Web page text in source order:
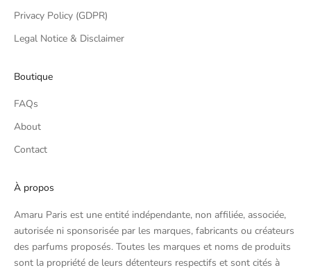
Privacy Policy (GDPR)
Legal Notice & Disclaimer
Boutique
FAQs
About
Contact
À propos
Amaru Paris est une entité indépendante, non affiliée, associée,
autorisée ni sponsorisée par les marques, fabricants ou créateurs
des parfums proposés. Toutes les marques et noms de produits
sont la propriété de leurs détenteurs respectifs et sont cités à